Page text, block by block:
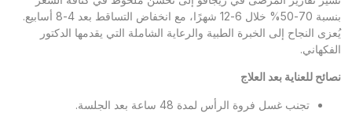
بنسبة 70-50% خلال 6-12 شهرًا، مع انخفاض التساقط بعد 4-8 أسابيع.
يُعزى النجاح إلى الخبرة الطبية والرعاية الشاملة التي يقدمها الدكتور
الفكهاني.
نصائح للعناية بعد العلاج
تجنب غسل فروة الرأس لمدة 48 ساعة بعد الجلسة.